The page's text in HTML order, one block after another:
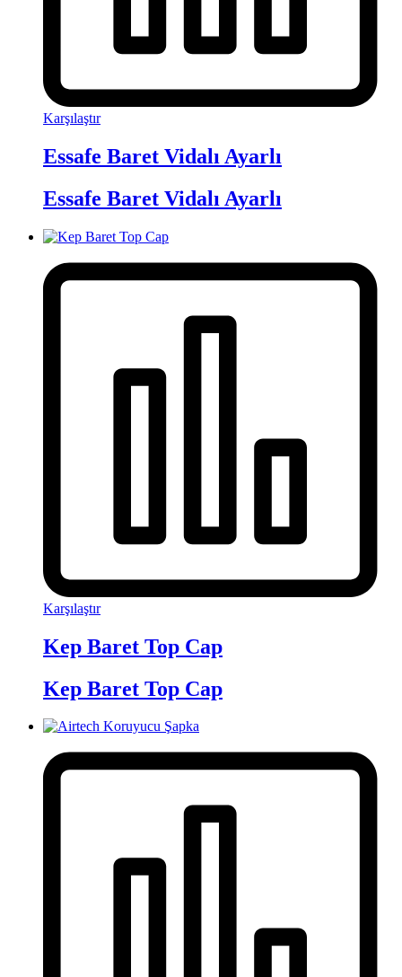
Karşılaştır
Essafe Baret Vidalı Ayarlı
Essafe Baret Vidalı Ayarlı
Karşılaştır
Kep Baret Top Cap
Kep Baret Top Cap